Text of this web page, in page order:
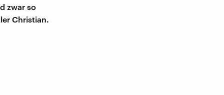
zwar so
Christian.